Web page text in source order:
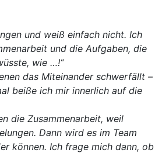
und weiß einfach nicht. Ich
und die Aufgaben, die
wie …!“
das Miteinander schwerfällt –
beiße ich mir innerlich auf die
die Zusammenarbeit, weil
Dann wird es im Team
können. Ich frage mich dann, ob